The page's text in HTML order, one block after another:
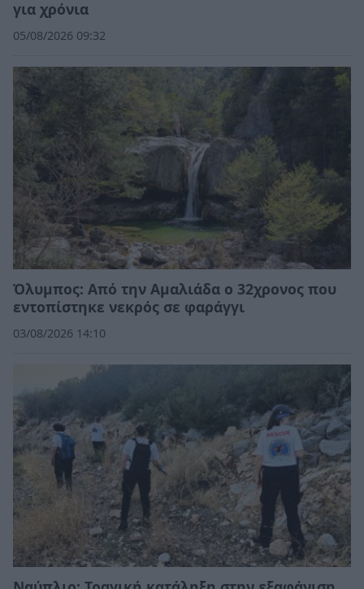
για χρόνια
05/08/2026 09:32
Όλυμπος: Από την Αμαλιάδα ο 32χρονος που
εντοπίστηκε νεκρός σε φαράγγι
03/08/2026 14:10